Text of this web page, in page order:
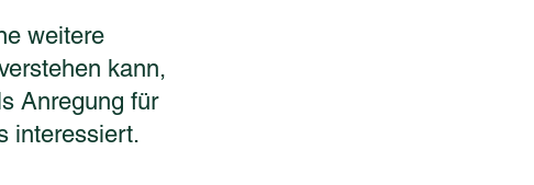
weitere
kann,
Anregung für
interessiert.